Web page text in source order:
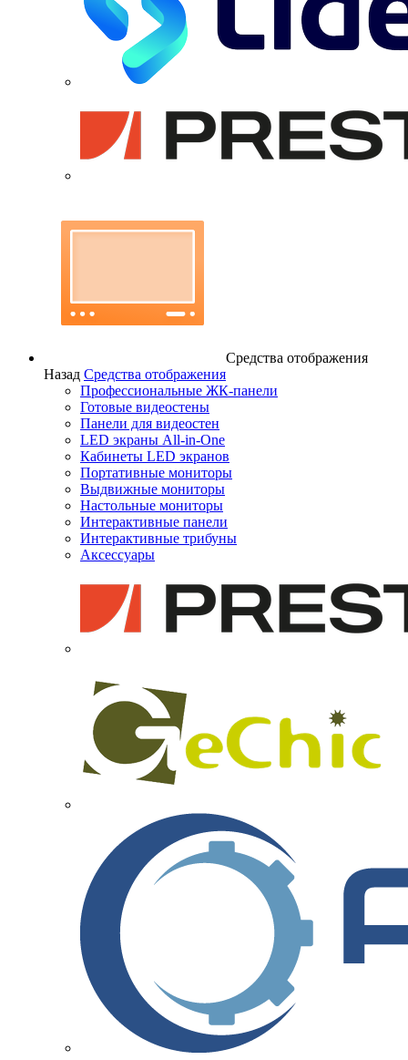
Средства отображения
Назад Средства отображения
Профессиональные ЖК-панели
Готовые видеостены
Панели для видеостен
LED экраны All-in-One
Кабинеты LED экранов
Портативные мониторы
Выдвижные мониторы
Настольные мониторы
Интерактивные панели
Интерактивные трибуны
Аксессуары